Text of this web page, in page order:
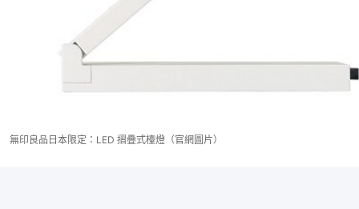
無印良品日本限定：LED 摺疊式檯燈（官網圖片）